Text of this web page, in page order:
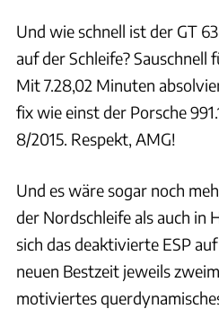
Und wie schnell ist der GT
auf der Schleife? Sauschnell
Mit 7.28,02 Minuten
fix wie einst der Porsche
8/2015. Respekt, AMG!
Und es wäre sogar noch
der Nordschleife als auch in
sich das deaktivierte ESP
neuen Bestzeit jeweils
motiviertes